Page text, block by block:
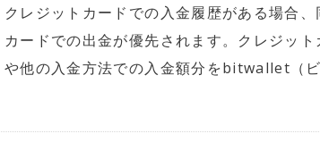
クレジットカードでの入金履歴がある場合
カードでの出金が優先されます。クレジッ
や他の入金方法での入金額分をbitwallet（